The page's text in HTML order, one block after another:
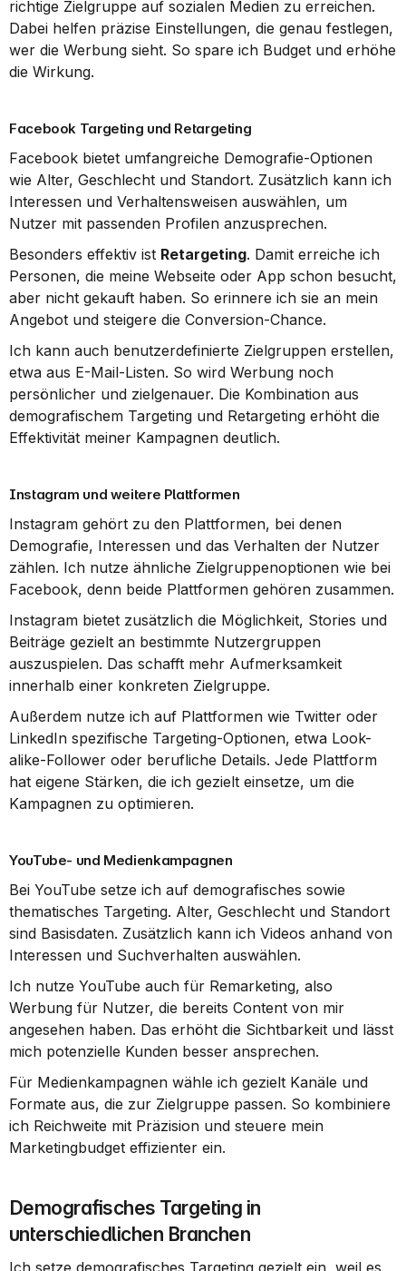
richtige Zielgruppe auf sozialen Medien zu erreichen.
Dabei helfen präzise Einstellungen, die genau festlegen,
wer die Werbung sieht. So spare ich Budget und erhöhe
die Wirkung.
Facebook Targeting und Retargeting
Facebook bietet umfangreiche Demografie-Optionen
wie Alter, Geschlecht und Standort. Zusätzlich kann ich
Interessen und Verhaltensweisen auswählen, um
Nutzer mit passenden Profilen anzusprechen.
Besonders effektiv ist Retargeting. Damit erreiche ich
Personen, die meine Webseite oder App schon besucht,
aber nicht gekauft haben. So erinnere ich sie an mein
Angebot und steigere die Conversion-Chance.
Ich kann auch benutzerdefinierte Zielgruppen erstellen,
etwa aus E-Mail-Listen. So wird Werbung noch
persönlicher und zielgenauer. Die Kombination aus
demografischem Targeting und Retargeting erhöht die
Effektivität meiner Kampagnen deutlich.
Instagram und weitere Plattformen
Instagram gehört zu den Plattformen, bei denen
Demografie, Interessen und das Verhalten der Nutzer
zählen. Ich nutze ähnliche Zielgruppenoptionen wie bei
Facebook, denn beide Plattformen gehören zusammen.
Instagram bietet zusätzlich die Möglichkeit, Stories und
Beiträge gezielt an bestimmte Nutzergruppen
auszuspielen. Das schafft mehr Aufmerksamkeit
innerhalb einer konkreten Zielgruppe.
Außerdem nutze ich auf Plattformen wie Twitter oder
LinkedIn spezifische Targeting-Optionen, etwa Look-
alike-Follower oder berufliche Details. Jede Plattform
hat eigene Stärken, die ich gezielt einsetze, um die
Kampagnen zu optimieren.
YouTube- und Medienkampagnen
Bei YouTube setze ich auf demografisches sowie
thematisches Targeting. Alter, Geschlecht und Standort
sind Basisdaten. Zusätzlich kann ich Videos anhand von
Interessen und Suchverhalten auswählen.
Ich nutze YouTube auch für Remarketing, also
Werbung für Nutzer, die bereits Content von mir
angesehen haben. Das erhöht die Sichtbarkeit und lässt
mich potenzielle Kunden besser ansprechen.
Für Medienkampagnen wähle ich gezielt Kanäle und
Formate aus, die zur Zielgruppe passen. So kombiniere
ich Reichweite mit Präzision und steuere mein
Marketingbudget effizienter ein.
Demografisches Targeting in
unterschiedlichen Branchen
Ich setze demografisches Targeting gezielt ein, weil es